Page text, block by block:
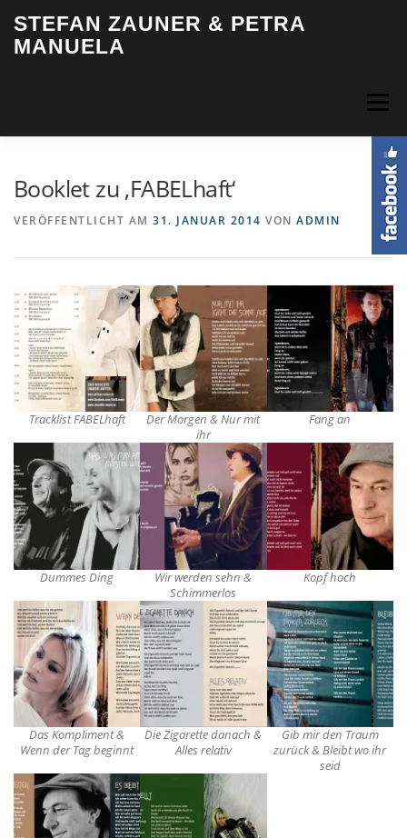
Inhalt
springen
STEFAN ZAUNER & PETRA
MANUELA
Menü
Booklet zu ‚FABELhaft‘
VERÖFFENTLICHT AM 31. JANUAR 2014 VON ADMIN
Tracklist FABELhaft
Der Morgen & Nur mit
ihr
Fang an
Dummes Ding
Wir werden sehn &
Schimmerlos
Kopf hoch
Das Kompliment &
Wenn der Tag beginnt
Die Zigarette danach &
Alles relativ
Gib mir den Traum
zurück & Bleibt wo ihr
seid